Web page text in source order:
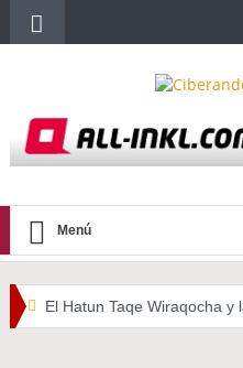
Menú
El Hatun Taqe Wiraqocha y